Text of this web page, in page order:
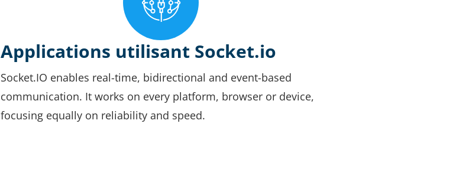
Applications utilisant Socket.io
Socket.IO enables real-time, bidirectional and event-based
communication. It works on every platform, browser or device,
focusing equally on reliability and speed.